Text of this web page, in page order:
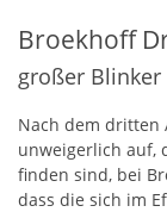
Broekhoff
großer Blinker
Nach dem dritten
unweigerlich auf,
finden sind, bei
dass die sich im